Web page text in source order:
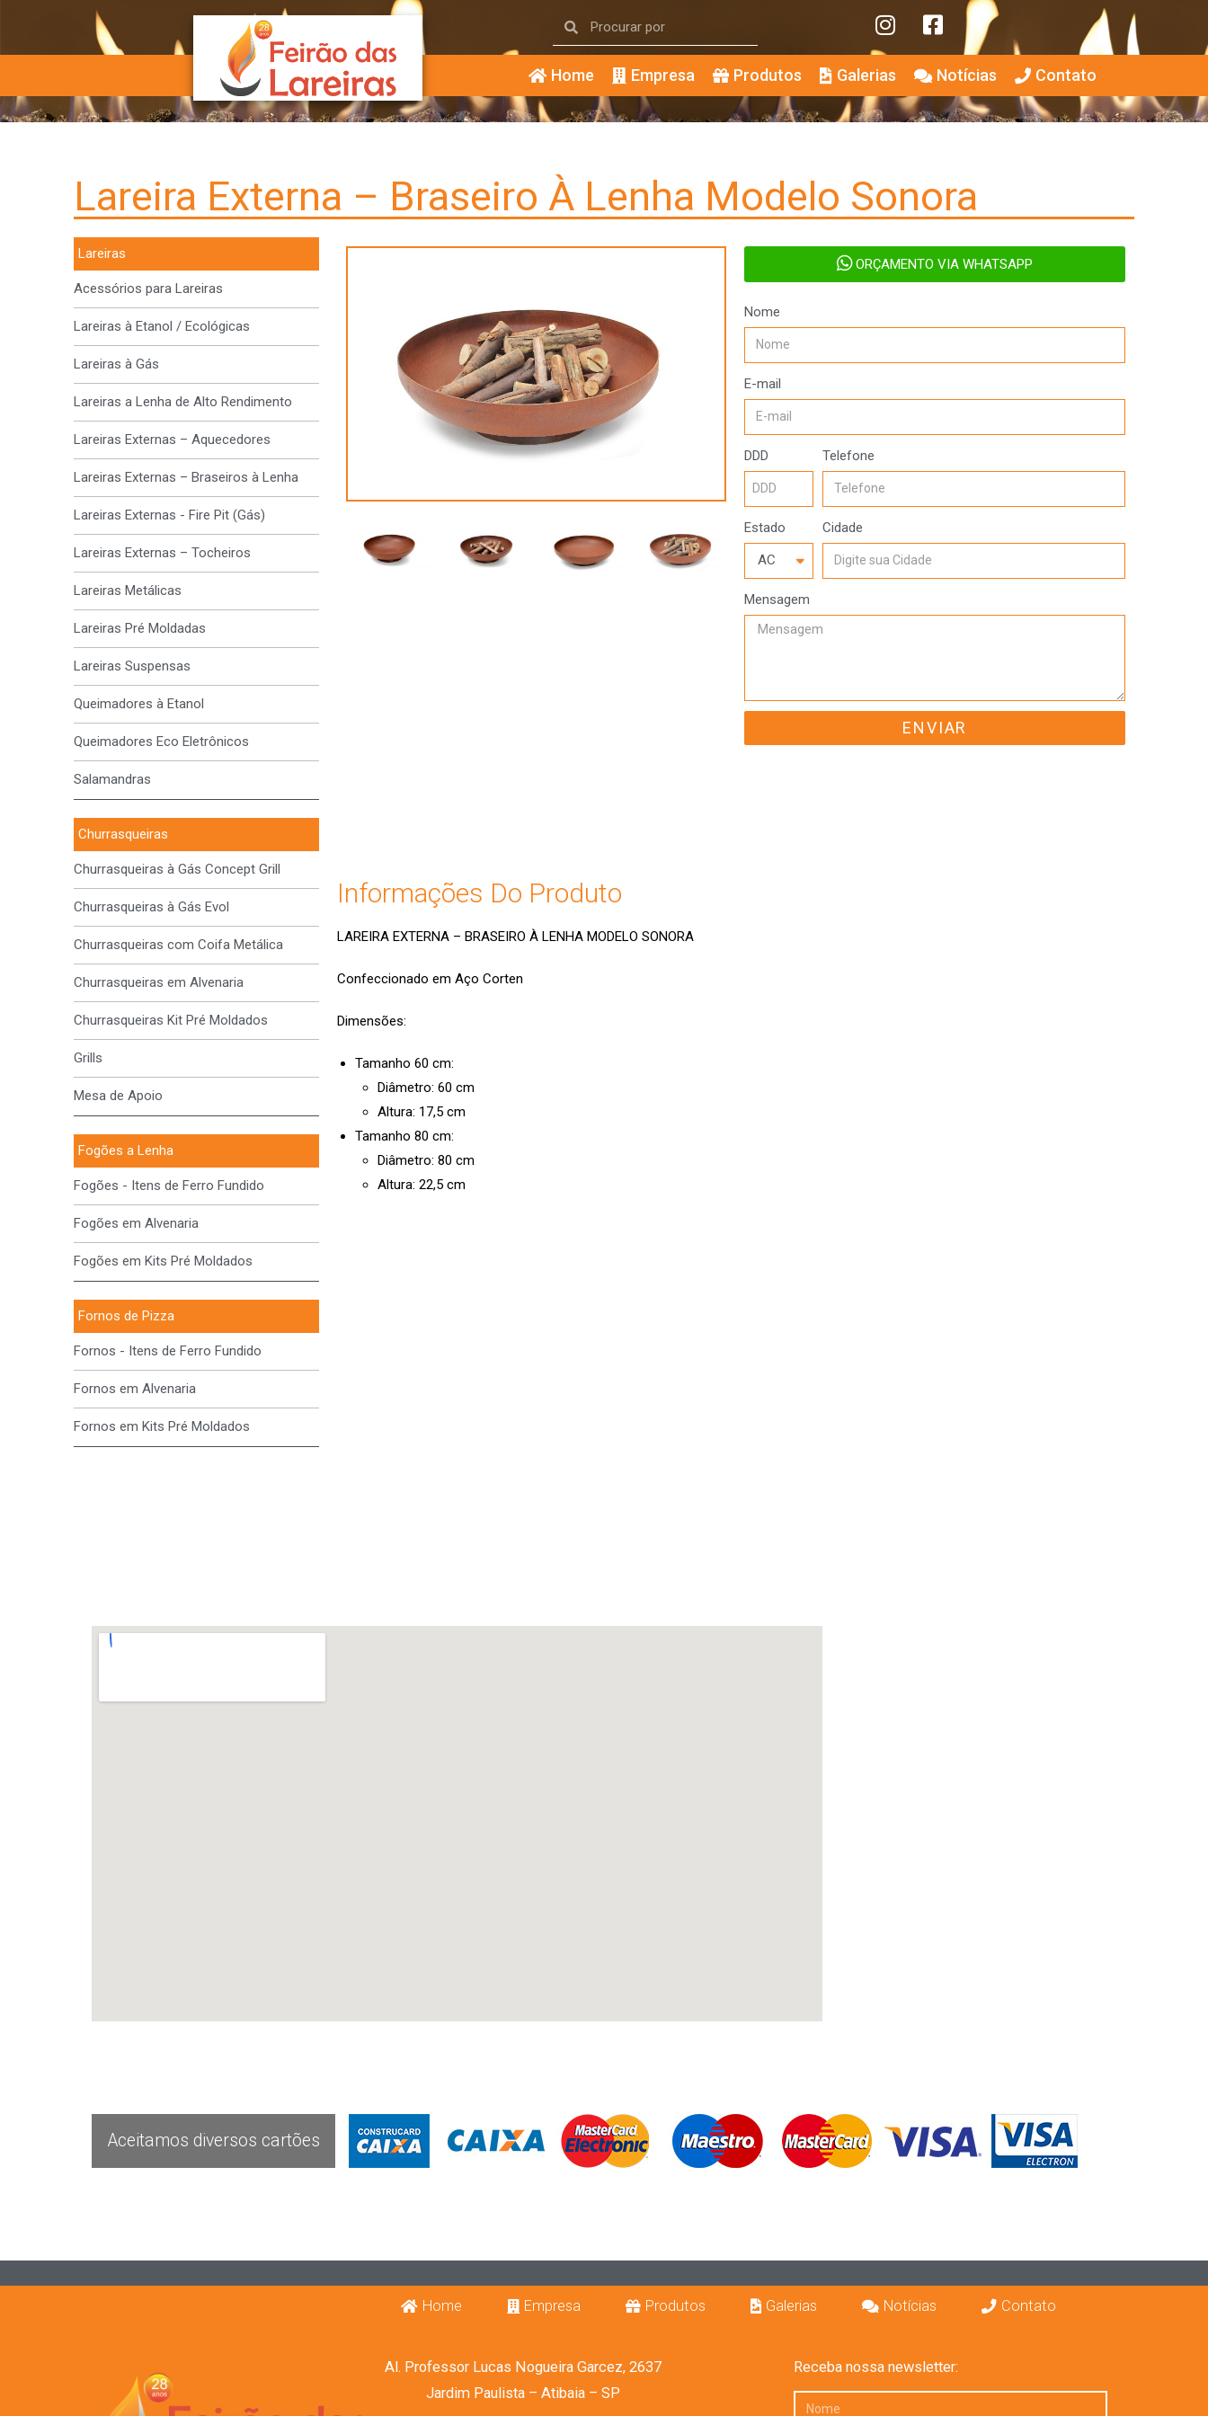
Home Empresa Produtos Galerias Notícias Contato
Lareira Externa – Braseiro À Lenha Modelo Sonora
Lareiras
Acessórios para Lareiras
Lareiras à Etanol / Ecológicas
Lareiras à Gás
Lareiras a Lenha de Alto Rendimento
Lareiras Externas – Aquecedores
Lareiras Externas – Braseiros à Lenha
Lareiras Externas - Fire Pit (Gás)
Lareiras Externas – Tocheiros
Lareiras Metálicas
Lareiras Pré Moldadas
Lareiras Suspensas
Queimadores à Etanol
Queimadores Eco Eletrônicos
Salamandras
Churrasqueiras
Churrasqueiras à Gás Concept Grill
Churrasqueiras à Gás Evol
Churrasqueiras com Coifa Metálica
Churrasqueiras em Alvenaria
Churrasqueiras Kit Pré Moldados
Grills
Mesa de Apoio
Fogões a Lenha
Fogões - Itens de Ferro Fundido
Fogões em Alvenaria
Fogões em Kits Pré Moldados
Fornos de Pizza
Fornos - Itens de Ferro Fundido
Fornos em Alvenaria
Fornos em Kits Pré Moldados
ORÇAMENTO VIA WHATSAPP
Nome
E-mail
DDD Telefone
Estado Cidade
Mensagem
ENVIAR
Informações Do Produto
LAREIRA EXTERNA – BRASEIRO À LENHA MODELO SONORA
Confeccionado em Aço Corten
Dimensões:
Tamanho 60 cm:
Diâmetro: 60 cm
Altura: 17,5 cm
Tamanho 80 cm:
Diâmetro: 80 cm
Altura: 22,5 cm
Aceitamos diversos cartões
Home Empresa Produtos Galerias Notícias Contato
Al. Professor Lucas Nogueira Garcez, 2637
Jardim Paulista – Atibaia – SP
Receba nossa newsletter: